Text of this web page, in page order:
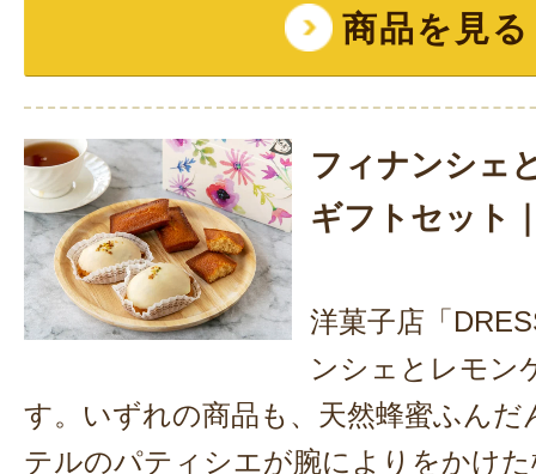
商品を見る
フィナンシェ
ギフトセット
洋菓子店「
ンシェとレモン
す。いずれの商品も、天然蜂蜜ふんだ
テルのパティシエが腕によりをかけ